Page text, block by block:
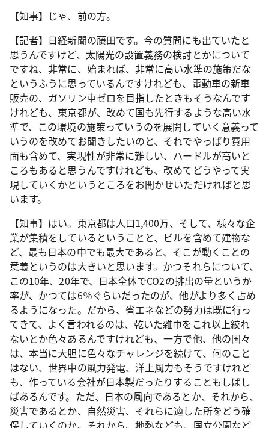
【知事】じゃ、前の方。
【記者】日経新聞の藤田です。今の質問にも出ていたと
思うんですけど、太陽光の設置義務の検討とかについて
ですね、非常に、始まれば、非常に高い水準の施策だな
というふうに思っているんですけれども、電動車の新車
販売の、ガソリン車ゼロを目指したときもそうなんです
けれども、東京都が、改めて国も先行するような高い水
準で、この環境の施策っていうのを展開していく意義って
いうのを改めてお聞きしたいのと、それでやっぱり費用
面も含めて、実現性が非常に難しい、ハードルが高いと
ころもあると思うんですけれども、改めてどうやって実
現していくかというところをお聞かせいただければと思
います。
【知事】はい。東京都は人口1,400万、そして、様々な企
業が集積をしているということと、ビルを含めて建物な
ど、最も日本の中でも最大であると、そこが動くことの
意義というのは大きいと思います。かつそれらについて、
この10年、20年で、日本全体でCO2の排出の量というか
率が、かつては6％ぐらいだったのが、他がより多く占め
るようになった。だから、省エネなどの努力は既に行っ
てきて、よく言われるのは、乾いた雑巾をこれ以上絞れ
ないとか色々あるんですけれども、一方で他、他の国々
は、本当に大胆に色々なチャレンジを続けて、何のこと
はない、世界中の風力発電、洋上風力もそうですけれど
も、作っている会社が日本製だったりすることもしばし
ばあるんです。ただ、日本の風向であるとか、それから、
災害であるとか、自然災害、それらに適した所をどう確